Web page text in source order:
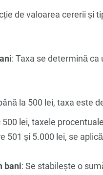
de valoarea cererii și
: Taxa se determină
la 500 lei, taxa este
lei, taxele
501 și 5.000 lei, se
bani: Se stabilește o